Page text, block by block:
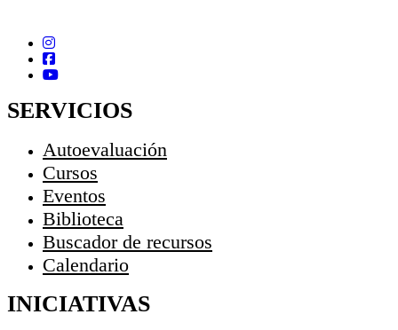
SERVICIOS
Autoevaluación
Cursos
Eventos
Biblioteca
Buscador de recursos
Calendario
INICIATIVAS